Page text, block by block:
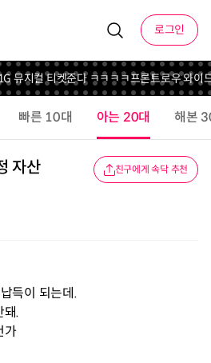
로그인
지컬 티켓준다 ㅋㅋㅋㅋ 프론트로우 와이드
빠른 10대 아는 20대 해본
자산 친구에게 속닥 추천
득이 되는데.
돼.
가